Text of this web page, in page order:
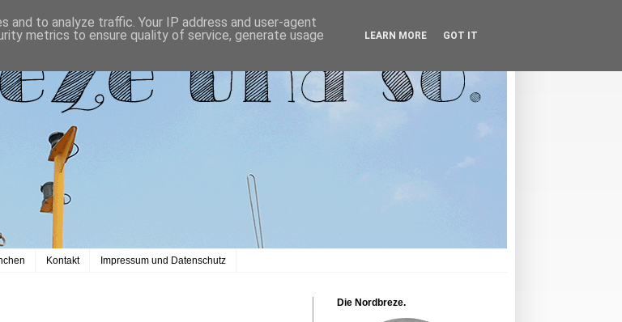
Kontakt Impressum und Datenschutz
Die Nordbreze.
to analyze traffic. Your IP address and user-agent
metrics to ensure quality of service, generate usage
LEARN MORE GOT IT